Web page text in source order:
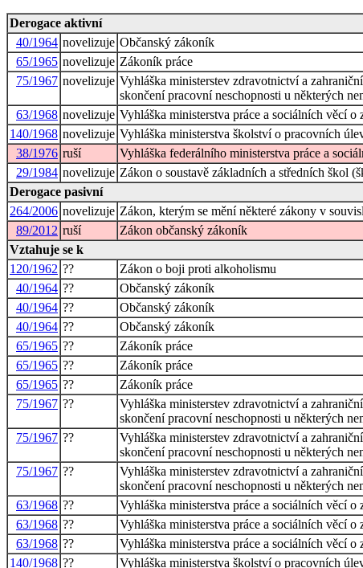
Derogace aktivní
40/1964 novelizuje Občanský zákoník
65/1965 novelizuje Zákoník práce
75/1967 novelizuje Vyhláška ministerstev zdravotnictví a
skončení pracovní neschopnosti u některých
63/1968 novelizuje Vyhláška ministerstva práce a sociálních věcí
140/1968 novelizuje Vyhláška ministerstva školství o pracovních
38/1976 ruší
Vyhláška federálního ministerstva práce a
29/1984 novelizuje Zákon o soustavě základních a středních škol
Derogace pasivní
264/2006 novelizuje Zákon, kterým se mění některé zákony v
89/2012 ruší Zákon občanský zákoník
Vztahuje se k
120/1962 ??
Zákon o boji proti alkoholismu
40/1964 ??
Občanský zákoník
40/1964 ??
Občanský zákoník
40/1964 ??
Občanský zákoník
65/1965 ??
Zákoník práce
65/1965 ??
Zákoník práce
65/1965 ??
Zákoník práce
75/1967 ??
Vyhláška ministerstev zdravotnictví a
skončení pracovní neschopnosti u některých
75/1967 ??
Vyhláška ministerstev zdravotnictví a
skončení pracovní neschopnosti u některých
75/1967 ??
Vyhláška ministerstev zdravotnictví a
skončení pracovní neschopnosti u některých
63/1968 ??
Vyhláška ministerstva práce a sociálních věcí
63/1968 ??
Vyhláška ministerstva práce a sociálních věcí
63/1968 ??
Vyhláška ministerstva práce a sociálních věcí
140/1968 ??
Vyhláška ministerstva školství o pracovních